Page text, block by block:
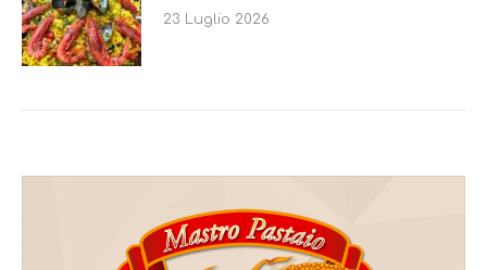
23 Luglio 2026